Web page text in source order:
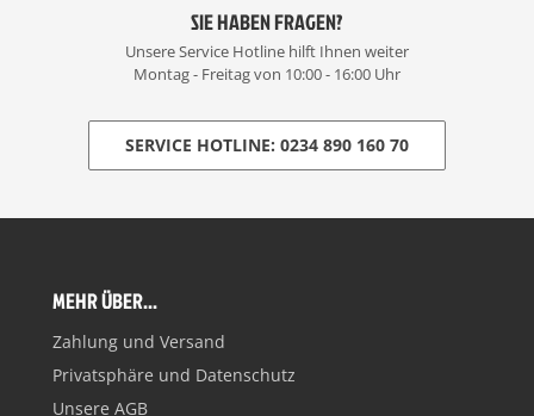
SIE HABEN FRAGEN?
Unsere Service Hotline hilft Ihnen weiter
Montag - Freitag von 10:00 - 16:00 Uhr
SERVICE HOTLINE: 0234 890 160 70
MEHR ÜBER...
Zahlung und Versand
Privatsphäre und Datenschutz
Unsere AGB